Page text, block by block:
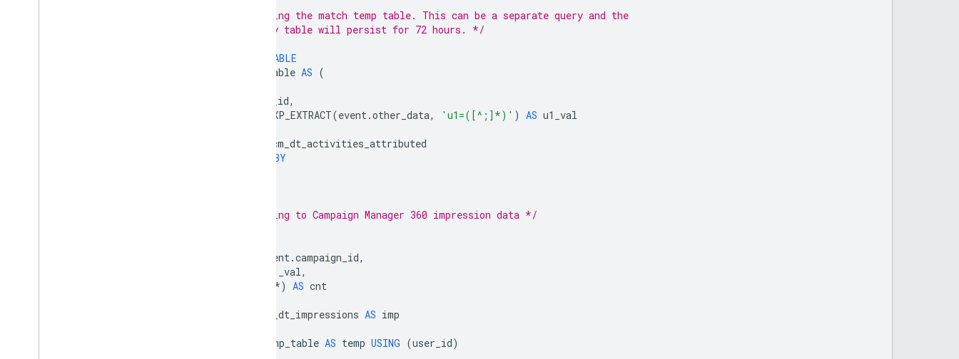
/* Creating the match temp table. This can be a separate query and the
temporary table will persist for 72 hours. */
TABLE
temp_table AS (
user_id,
REGEXP_EXTRACT(event.other_data, 'u1=([^;]*)' ) AS u1_val
cm_dt_activities_attributed
BY
/* Matching to Campaign Manager 360 impression data */
event.campaign_id,
u1_val,
*) AS cnt
cm_dt_impressions AS imp
temp_table AS temp USING (user_id)